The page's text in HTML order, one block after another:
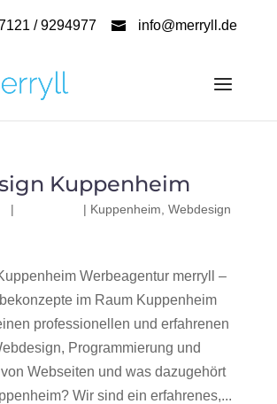
/ 9294977 info@merryll.de
Kuppenheim
| | Kuppenheim Webdesign
Werbeagentur merryll –
im Raum Kuppenheim
professionellen und erfahrenen
Programmierung und
Webseiten und was dazugehört
Wir sind ein erfahrenes,...